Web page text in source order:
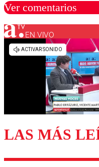
Ver comentarios
Los comentarios
EN VIVO
LAS MÁS